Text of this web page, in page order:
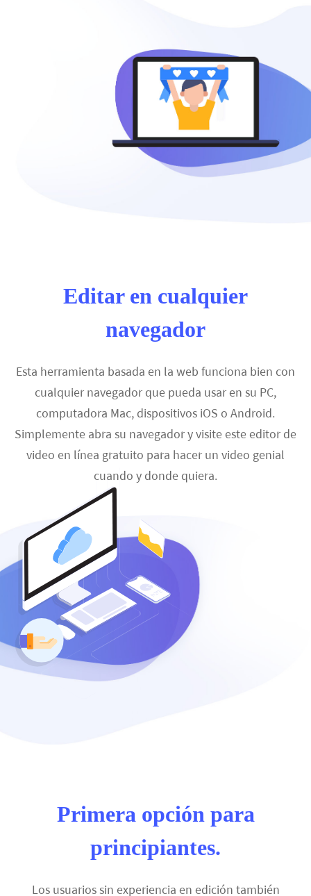
Editar en cualquier
navegador
Esta herramienta basada en la web funciona bien con
cualquier navegador que pueda usar en su PC,
computadora Mac, dispositivos iOS o Android.
Simplemente abra su navegador y visite este editor de
video en línea gratuito para hacer un video genial
cuando y donde quiera.
Primera opción para
principiantes.
Los usuarios sin experiencia en edición también